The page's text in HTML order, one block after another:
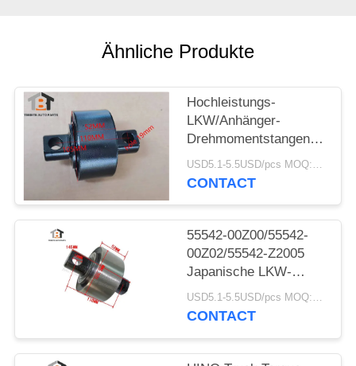
POLICY
Ähnliche Produkte
Hochleistungs-
LKW/Anhänger-
Drehmomentstangenbuchse
105*52*110 (Loch 19)
mm HINO/ISUZU V-
USD5.1-5.5USD/pcs MOQ:50pcs
CONTACT
55542-00Z00/55542-
00Z02/55542-Z2005
Japanische LKW-
Drehmomentstangenbuchse
für Nissan 105 x 52 x
USD5.1-5.5USD/pcs MOQ:50 Stück
CONTACT